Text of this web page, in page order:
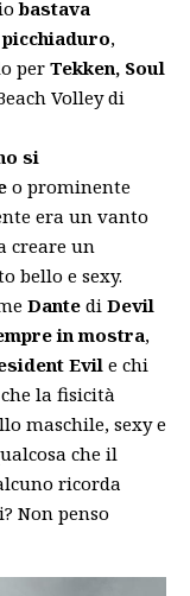
bastava
,
per Tekken, Soul
Volley di
si
o prominente
era un vanto
creare un
bello e sexy.
Dante di Devil
in mostra,
Evil e chi
la fisicità
maschile, sexy e
che il
ricorda
Non penso